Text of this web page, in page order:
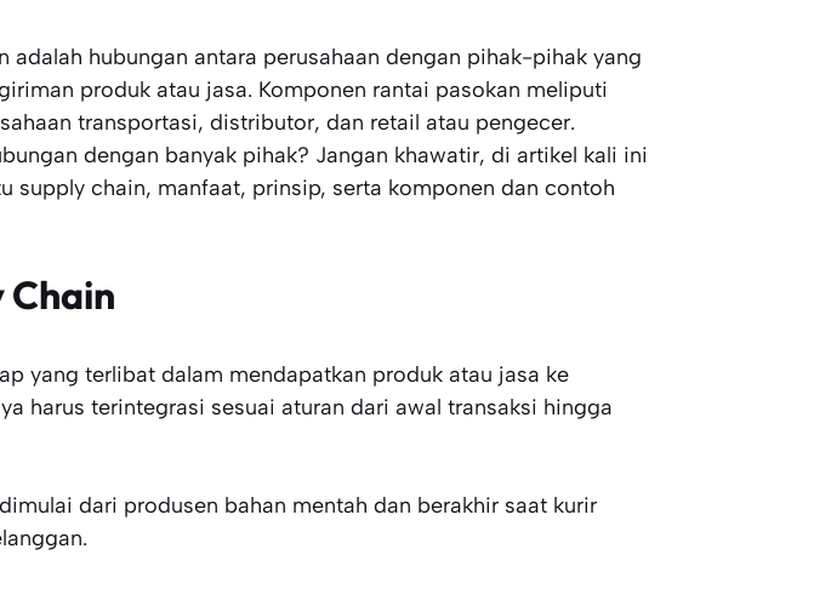
adalah hubungan antara perusahaan dengan pihak-pihak yang
produk atau jasa. Komponen rantai pasokan meliputi
transportasi, distributor, dan retail atau pengecer.
dengan banyak pihak? Jangan khawatir, di artikel kali ini
supply chain, manfaat, prinsip, serta komponen dan contoh
Chain
yang terlibat dalam mendapatkan produk atau jasa ke
harus terintegrasi sesuai aturan dari awal transaksi hingga
dari produsen bahan mentah dan berakhir saat kurir